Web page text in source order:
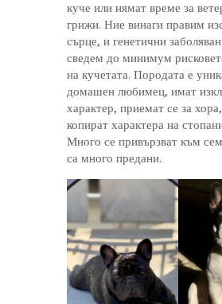
куче или нямат време за
грижи. Ние винаги правим
сърце, и генетични
сведем до минимум
на кучетата. Породата е
домашен любимец, имат
характер, приемат се за
копират характера на
Много се привързват към
са много предани.